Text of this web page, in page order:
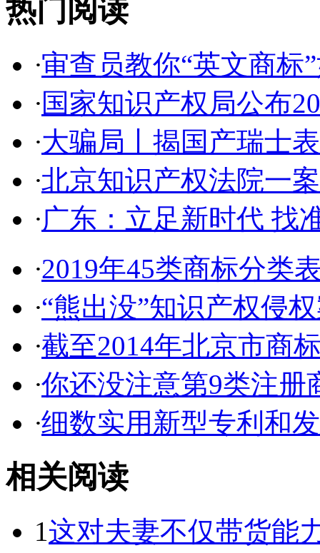
热门阅读
·审查员教你“英文商标
·国家知识产权局公布
·大骗局丨揭国产瑞士
·北京知识产权法院一
·广东：立足新时代 找
·2019年45类商标分类
·“熊出没”知识产权侵
·截至2014年北京市商
·你还没注意第9类注册
·细数实用新型专利和
相关阅读
1这对夫妻不仅带货能